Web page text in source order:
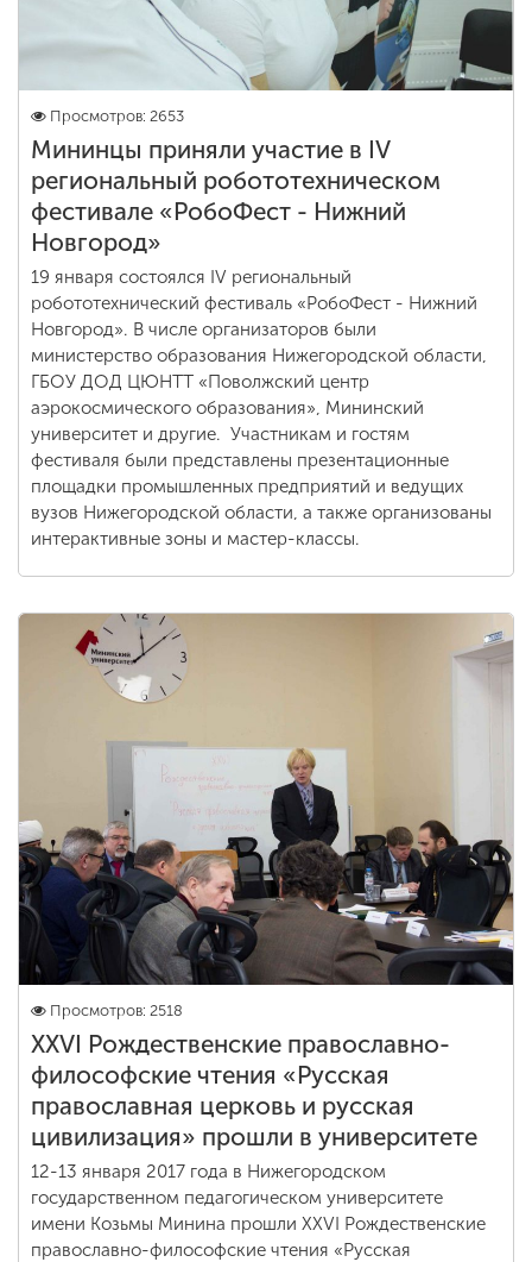
Просмотров: 2653
Мининцы приняли участие в IV
региональный робототехническом
фестивале «РобоФест - Нижний
Новгород»
19 января состоялся IV региональный
робототехнический фестиваль «РобоФест - Нижний
Новгород». В числе организаторов были
министерство образования Нижегородской области,
ГБОУ ДОД ЦЮНТТ «Поволжский центр
аэрокосмического образования», Мининский
университет и другие. Участникам и гостям
фестиваля были представлены презентационные
площадки промышленных предприятий и ведущих
вузов Нижегородской области, а также организованы
интерактивные зоны и мастер-классы.
Просмотров: 2518
XXVI Рождественские православно-
философские чтения «Русская
православная церковь и русская
цивилизация» прошли в университете
12-13 января 2017 года в Нижегородском
государственном педагогическом университете
имени Козьмы Минина прошли XXVI Рождественские
православно-философские чтения «Русская